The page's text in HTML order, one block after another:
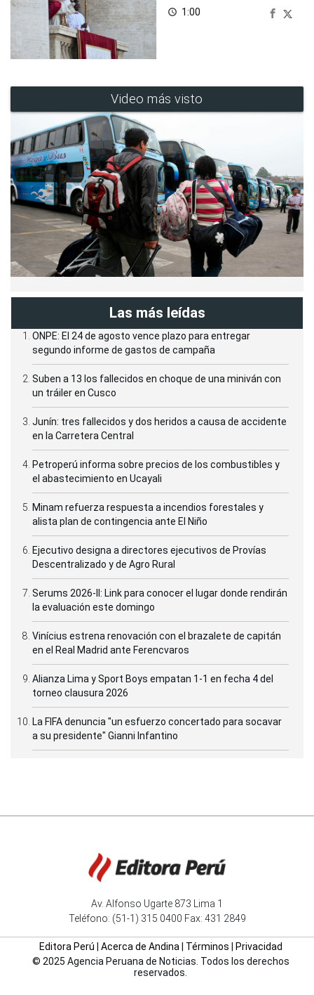
access_time 1:00
Video más visto
Las más leídas
ONPE: El 24 de agosto vence plazo para entregar
segundo informe de gastos de campaña
Suben a 13 los fallecidos en choque de una miniván con
un tráiler en Cusco
Junín: tres fallecidos y dos heridos a causa de accidente
en la Carretera Central
Petroperú informa sobre precios de los combustibles y
el abastecimiento en Ucayali
Minam refuerza respuesta a incendios forestales y
alista plan de contingencia ante El Niño
Ejecutivo designa a directores ejecutivos de Provías
Descentralizado y de Agro Rural
Serums 2026-II: Link para conocer el lugar donde rendirán
la evaluación este domingo
Vinícius estrena renovación con el brazalete de capitán
en el Real Madrid ante Ferencvaros
Alianza Lima y Sport Boys empatan 1-1 en fecha 4 del
torneo clausura 2026
La FIFA denuncia "un esfuerzo concertado para socavar
a su presidente" Gianni Infantino
Av. Alfonso Ugarte 873 Lima 1
Teléfono: (51-1) 315 0400 Fax: 431 2849
Editora Perú Acerca de Andina Términos
Privacidad
© 2025 Agencia Peruana de Noticias. Todos los derechos
reservados.